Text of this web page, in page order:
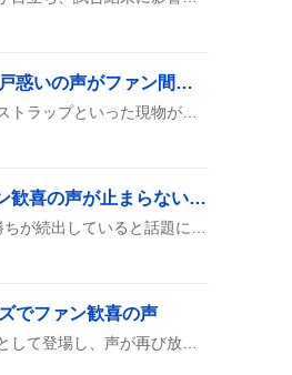
スクラッチでデジフォト続出、現物当選に歓喜と戸惑いの声がファン間で広がる
増井浩俊解説でGAORAサヨナラ勝ち続出、ファン歓喜の声が止まらない続く
でファン歓喜の声